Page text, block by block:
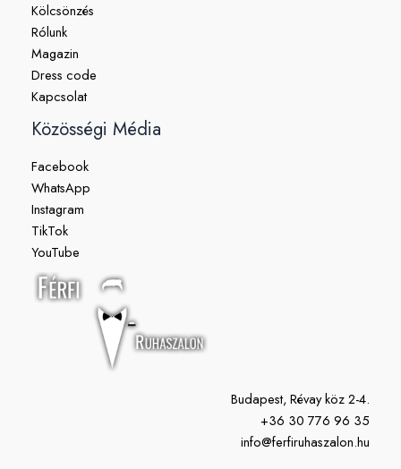
Kölcsönzés
Rólunk
Magazin
Dress code
Kapcsolat
Közösségi Média
Facebook
WhatsApp
Instagram
TikTok
YouTube
Budapest, Révay köz 2-4.
+36 30 776 96 35
info@ferfiruhaszalon.hu